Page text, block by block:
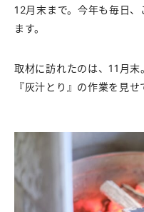
12月末まで。今年も毎日
ます。
取材に訪れたのは、11月
『灰汁とり』の作業を見せ